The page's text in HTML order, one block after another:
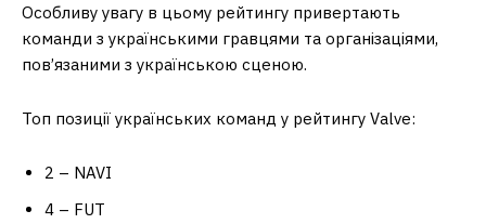
Особливу увагу в цьому рейтингу привертають
команди з українськими гравцями та організаціями,
пов’язаними з українською сценою.
Топ позиції українських команд у рейтингу Valve:
2 – NAVI
4 – FUT